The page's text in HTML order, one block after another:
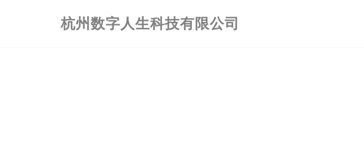
杭州数字人生科技有限公司